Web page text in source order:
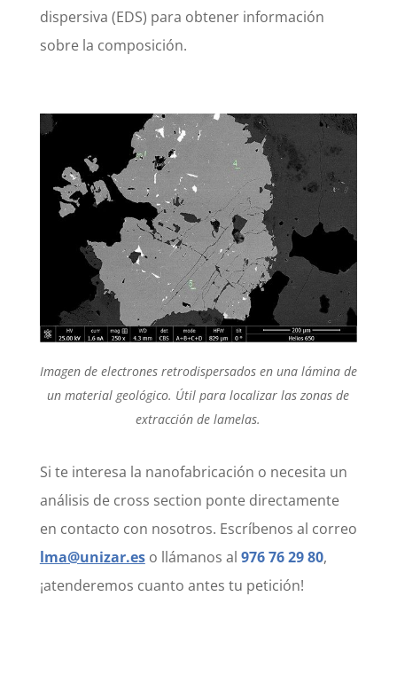
dispersiva (EDS) para obtener información
sobre la composición.
Imagen de electrones retrodispersados en una lámina de
un material geológico. Útil para localizar las zonas de
extracción de lamelas.
Si te interesa la nanofabricación o necesita un
análisis de cross section ponte directamente
en contacto con nosotros. Escríbenos al correo
lma@unizar.es o llámanos al 976 76 29 80,
¡atenderemos cuanto antes tu petición!